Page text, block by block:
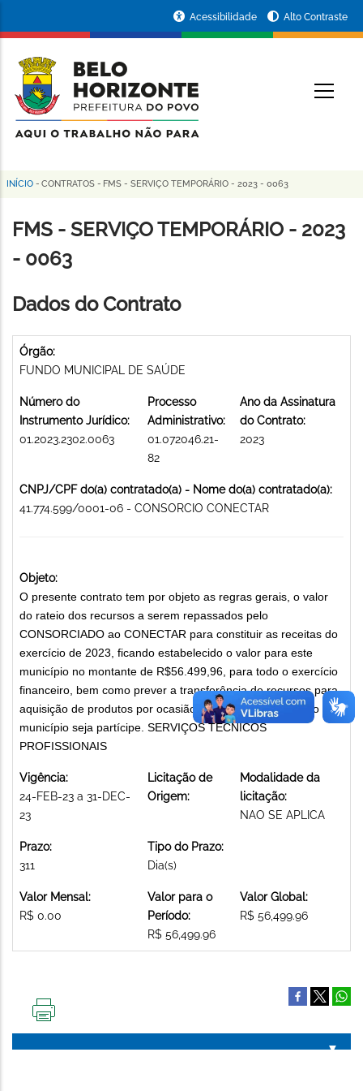
conteúdo
principal
da
Prefeitura
de
Horizonte
Acessibilidade Alto Contraste
Trilha
de
navegação
INÍCIO - CONTRATOS - FMS - SERVIÇO TEMPORÁRIO - 2023 - 0063
FMS - SERVIÇO TEMPORÁRIO - 2023
- 0063
Dados do Contrato
Órgão:
FUNDO MUNICIPAL DE SAÚDE
Número do
Instrumento Jurídico:
01.2023.2302.0063
Processo
Administrativo:
01.072046.21-
82
Ano da Assinatura
do Contrato:
2023
CNPJ/CPF do(a) contratado(a) - Nome do(a) contratado(a):
41.774.599/0001-06 - CONSORCIO CONECTAR
Objeto:
O presente contrato tem por objeto as regras gerais, o valor
do rateio dos recursos a serem repassados pelo
CONSORCIADO ao CONECTAR para constituir as receitas do
exercício de 2023, ficando estabelecido o valor para este
município no montante de R$56.499,96, para todo o exercício
financeiro, bem como prever a transferência de recursos para
aquisição de produtos por ocasião das licitações do qual o
município seja partícipe. SERVIÇOS TÉCNICOS
PROFISSIONAIS
Vigência:
24-FEB-23 a 31-DEC-
23
Licitação de
Origem:
Modalidade da
licitação:
NAO SE APLICA
Prazo:
311
Tipo do Prazo:
Dia(s)
Valor Mensal:
R$ 0.00
Valor para o
Período:
R$ 56,499.96
Valor Global:
R$ 56,499.96
PÁGINA